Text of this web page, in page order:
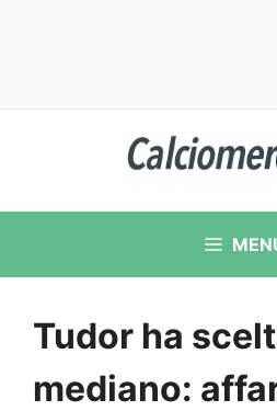
contenuto
Tudor ha
mediano: